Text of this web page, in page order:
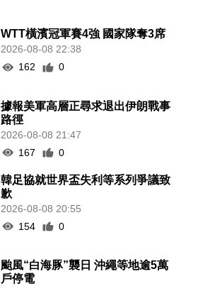
WTT橫濱冠軍賽4強 國家隊奪3席
2026-08-08 22:38
162
0
據報美軍高層正尋求退出伊朗戰事
路徑
2026-08-08 21:47
167
0
韓足協就世界盃失利等系列爭議致
歉
2026-08-08 20:55
154
0
颱風“白海豚”襲日 沖繩等地逾5萬
戶停電